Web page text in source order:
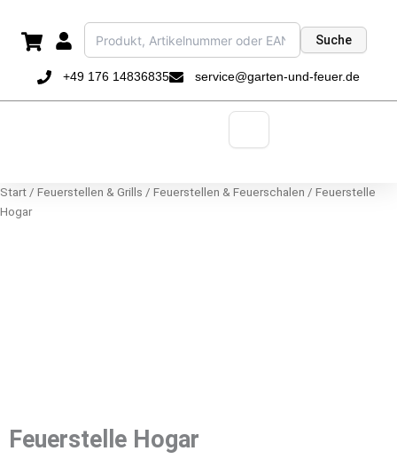
Inhalt
springen
+49 176 14836835 service@garten-und-feuer.de
Suche
Start / Feuerstellen & Grills / Feuerstellen & Feuerschalen / Feuerstelle
Hogar
Feuerstelle Hogar